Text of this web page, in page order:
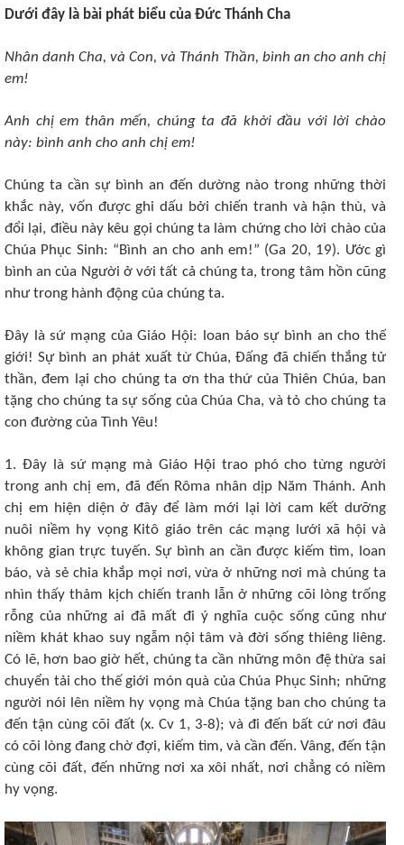
Dưới đây là bài phát biểu của Đức Thánh Cha
Nhân danh Cha, và Con, và Thánh Thần, bình an cho anh chị
em!
Anh chị em thân mến, chúng ta đã khởi đầu với lời chào
này: bình anh cho anh chị em!
Chúng ta cần sự bình an đến dường nào trong những thời
khắc này, vốn được ghi dấu bởi chiến tranh và hận thù, và
đổi lại, điều này kêu gọi chúng ta làm chứng cho lời chào của
Chúa Phục Sinh: “Bình an cho anh em!” (Ga 20, 19). Ước gì
bình an của Người ở với tất cả chúng ta, trong tâm hồn cũng
như trong hành động của chúng ta.
Đây là sứ mạng của Giáo Hội: loan báo sự bình an cho thế
giới! Sự bình an phát xuất từ Chúa, Đấng đã chiến thắng tử
thần, đem lại cho chúng ta ơn tha thứ của Thiên Chúa, ban
tặng cho chúng ta sự sống của Chúa Cha, và tỏ cho chúng ta
con đường của Tình Yêu!
1. Đây là sứ mạng mà Giáo Hội trao phó cho từng người
trong anh chị em, đã đến Rôma nhân dịp Năm Thánh. Anh
chị em hiện diện ở đây để làm mới lại lời cam kết dưỡng
nuôi niềm hy vọng Kitô giáo trên các mạng lưới xã hội và
không gian trực tuyến. Sự bình an cần được kiếm tìm, loan
báo, và sẻ chia khắp mọi nơi, vừa ở những nơi mà chúng ta
nhìn thấy thảm kịch chiến tranh lẫn ở những cõi lòng trống
rỗng của những ai đã mất đi ý nghĩa cuộc sống cũng như
niềm khát khao suy ngẫm nội tâm và đời sống thiêng liêng.
Có lẽ, hơn bao giờ hết, chúng ta cần những môn đệ thừa sai
chuyển tải cho thế giới món quà của Chúa Phục Sinh; những
người nói lên niềm hy vọng mà Chúa tặng ban cho chúng ta
đến tận cùng cõi đất (x. Cv 1, 3-8); và đi đến bất cứ nơi đâu
có cõi lòng đang chờ đợi, kiếm tìm, và cần đến. Vâng, đến tận
cùng cõi đất, đến những nơi xa xôi nhất, nơi chẳng có niềm
hy vọng.